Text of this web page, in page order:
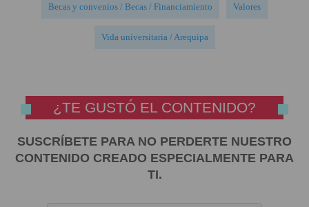
Becas y convenios / Becas / Financiamiento Valores
Vida universitaria / Arequipa
¿TE GUSTÓ EL CONTENIDO?
SUSCRÍBETE PARA NO PERDERTE NUESTRO
CONTENIDO CREADO ESPECIALMENTE PARA
TI.